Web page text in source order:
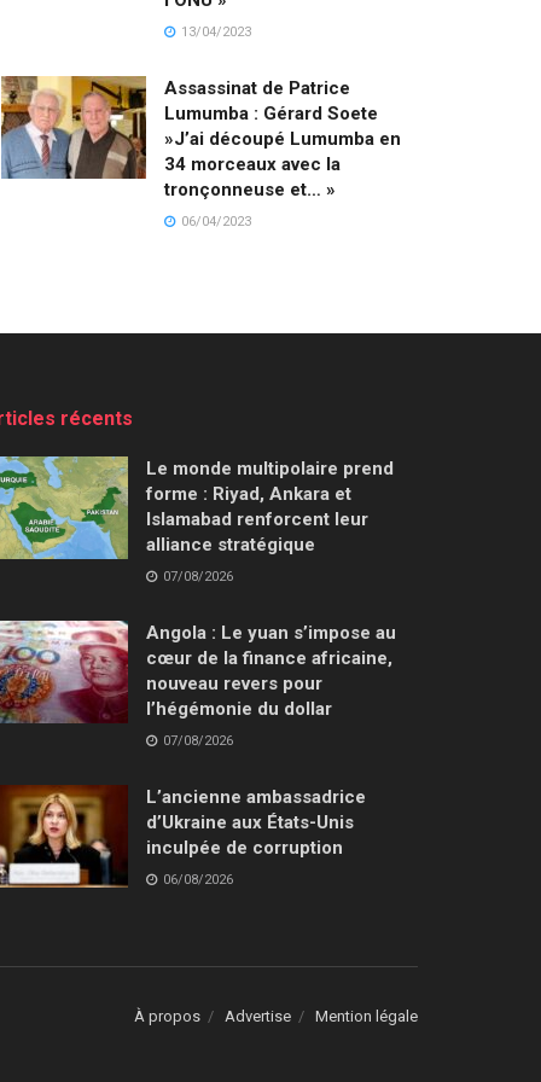
13/04/2023
Assassinat de Patrice
Lumumba : Gérard Soete
»J’ai découpé Lumumba en
34 morceaux avec la
tronçonneuse et… »
06/04/2023
récents
Le monde multipolaire prend
forme : Riyad, Ankara et
Islamabad renforcent leur
alliance stratégique
07/08/2026
Angola : Le yuan s’impose au
cœur de la finance africaine,
nouveau revers pour
l’hégémonie du dollar
07/08/2026
L’ancienne ambassadrice
d’Ukraine aux États-Unis
inculpée de corruption
06/08/2026
À propos Advertise Mention légale